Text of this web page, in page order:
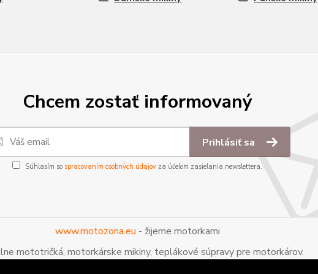
Chcem zostať informovaný
Prihlásiť sa
Súhlasím so spracovaním osobných údajov za účelom zasielania newslettera.
www.motozona.eu - žijeme motorkami
mototričká, motorkárske mikiny, teplákové súpravy pre motorkárov.